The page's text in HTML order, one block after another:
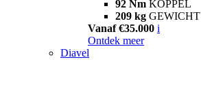
92 Nm KOPPEL
209 kg GEWICHT
Vanaf €35.000 i
Ontdek meer
Diavel